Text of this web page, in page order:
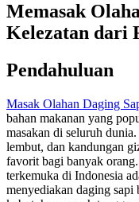
Memasak
Kelezatan dari
Pendahuluan
Masak Olahan Daging
bahan makanan yang
masakan di seluruh
lembut, dan kandungan
favorit bagi banyak
terkemuka di Indonesia
menyediakan daging sapi